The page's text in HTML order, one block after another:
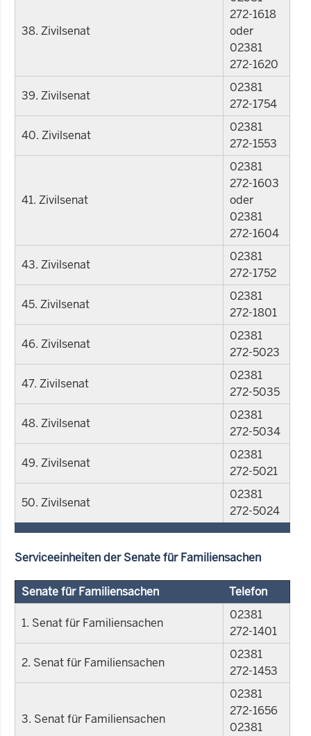
38. Zivilsenat
272-1618
oder
02381
272-1620
39. Zivilsenat
02381
272-1754
40. Zivilsenat
02381
272-1553
41. Zivilsenat
02381
272-1603
oder
02381
272-1604
43. Zivilsenat
02381
272-1752
45. Zivilsenat
02381
272-1801
46. Zivilsenat
02381
272-5023
47. Zivilsenat
02381
272-5035
48. Zivilsenat
02381
272-5034
49. Zivilsenat
02381
272-5021
50. Zivilsenat
02381
272-5024
Serviceeinheiten der Senate für Familiensachen
Senate für Familiensachen Telefon
1. Senat für Familiensachen
02381
272-1401
2. Senat für Familiensachen
02381
272-1453
3. Senat für Familiensachen
02381
272-1656
02381